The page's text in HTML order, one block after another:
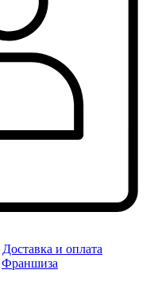
Доставка и оплата
Франшиза